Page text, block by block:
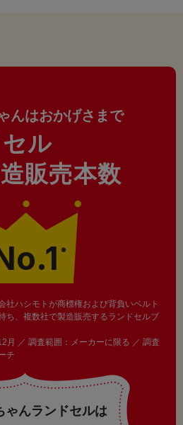
んはおかげさまで
ル
販売本数
※
ハシモトが商標権および背負いベルト
ち、複数社で製造販売するランドセルブ
月 ／ 調査範囲：メーカーに限る ／ 調査
チ
ゃんランドセルは